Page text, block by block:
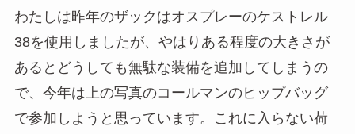
わたしは昨年のザックはオスプレーのケストレル
38を使用しましたが、やはりある程度の大きさが
あるとどうしても無駄な装備を追加してしまうの
で、今年は上の写真のコールマンのヒップバッグ
で参加しようと思っています。これに入らない荷